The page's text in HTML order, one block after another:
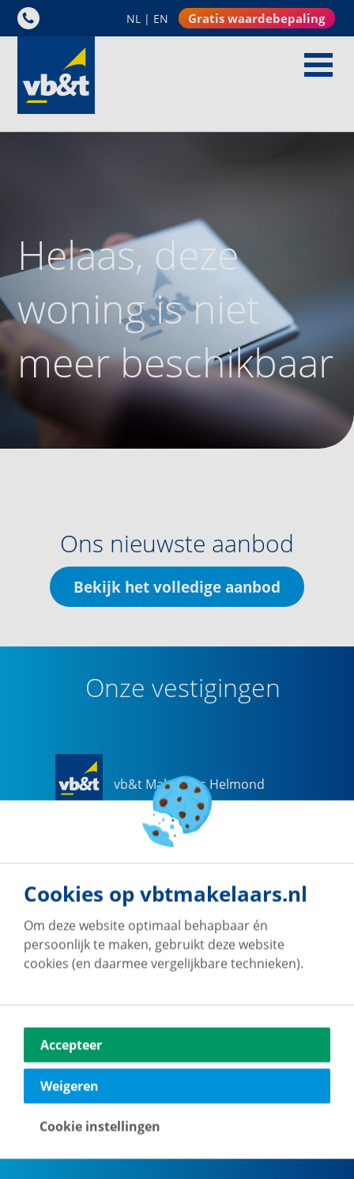
NL | EN Gratis waardebepaling
Helaas, deze
woning is niet
meer beschikbaar
Ons nieuwste aanbod
Bekijk het volledige aanbod
Onze vestigingen
vb&t Makelaars Helmond
Helmond
Naar vestiging
vb&t Makelaars Eindhoven
Vestdijk 180
5611 CZ Eindhoven
040-2696949
eindhoven@vbtmakelaars.nl
Naar vestiging
Cookies op vbtmakelaars.nl
Om deze website optimaal behapbaar én
persoonlijk te maken, gebruikt deze website
cookies (en daarmee vergelijkbare technieken).
Accepteer
Weigeren
Cookie instellingen